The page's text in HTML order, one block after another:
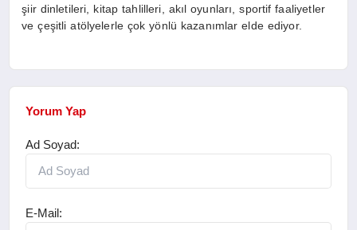
şiir dinletileri, kitap tahlilleri, akıl oyunları, sportif faaliyetler
ve çeşitli atölyelerle çok yönlü kazanımlar elde ediyor.
Yorum Yap
Ad Soyad:
E-Mail: